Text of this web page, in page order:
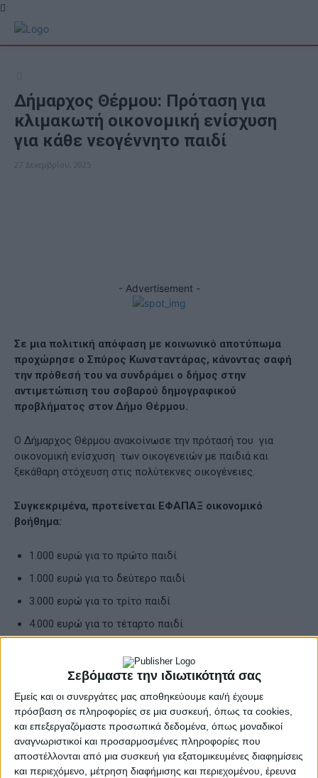
Σεβόμαστε την ιδιωτικότητά σας
Εμείς και οι συνεργάτες μας αποθηκεύουμε και/ή έχουμε
πρόσβαση σε πληροφορίες σε μια συσκευή, όπως τα cookies,
και επεξεργαζόμαστε προσωπικά δεδομένα, όπως μοναδικοί
αναγνωριστικοί και προσαρμοσμένες πληροφορίες που
αποστέλλονται από μια συσκευή για εξατομικευμένες διαφημίσεις
και περιεχόμενο, μέτρηση διαφήμισης και περιεχομένου, έρευνα
Δήμαρχος Θέρμου: Πρόταση για
κλιμακωτή οικονομική ενίσχυση
για κάθε νεογέννητο παιδί
27 Δεκεμβρίου, 2025
- Advertisement -
Σε μια πολιτική απόφαση με κοινωνικό αποτύπωμα
προχώρησε ο Σπύρος Κωνσταντάρας, κάνοντας σαφή
την πρόθεσή του να συνδράμει ο δήμος στην
αντιμετώπιση του σοβαρού δημογραφικού
προβλήματος στον Δήμο Θέρμου.
Ο Δήμαρχος Θέρμου ανακοίνωσε την πρότασή του για
οικονομική ενίσχυση των οικογενειών με παιδιά και
ξεκάθαρη στόχευση στις πολύτεκνες οικογένειες.
Συγκεκριμένα, προτείνεται ΕΦΑΠΑΞ οικονομικό
βοήθημα:
1.000 ευρώ για το πρώτο παιδί
1.000 ευρώ για το δεύτερο παιδί
3.000 ευρώ για το τρίτο παιδί
4.000 ευρώ για το τέταρτο παιδί
15.000 ευρώ για το έκτο παιδί
Όπως ανέφερε ο ίδιος: «Η κλιμακωτή αυτή ενίσχυση δεν
έχει μόνο οικονομικό χαρακτήρα. Αποτελεί μια ξεκάθαρη
πολιτική επιλογή υπέρ των πολύτεκνων οικογενειών και
ένα ισχυρό κίνητρο για να μείνουν και να δημιουργήσουν
οικογένεια στον τόπο μας οι νέοι άνθρωποι».